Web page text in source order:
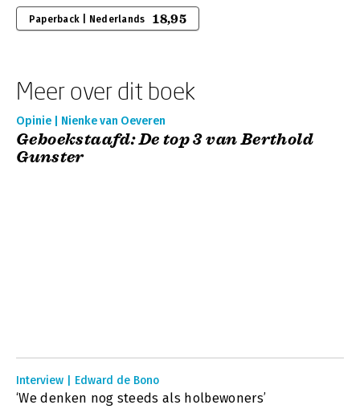
Paperback | Nederlands 18,95
Meer over dit boek
Opinie | Nienke van Oeveren
Geboekstaafd: De top 3 van Berthold
Gunster
Interview | Edward de Bono
‘We denken nog steeds als holbewoners’